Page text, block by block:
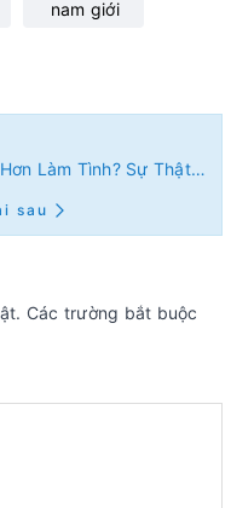
nam giới
Tại Sao Quan Hệ Lại Lâu Xuất Tinh Hơn Làm Tình? Sự Thật Sinh Lý Mà Nam Giới Cần Biết
sau
Các trường bắt buộc